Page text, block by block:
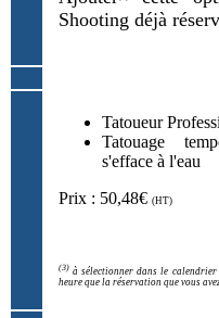
Shooting déjà
Tatoueur
Tatouage
s'efface à l'eau
Prix : 50,48€ (HT)
(3) à sélectionner dans le calendrier
heure que la réservation que vous